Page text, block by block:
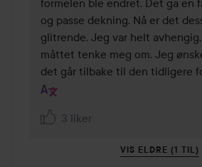
formelen ble endret. Det ga en
og passe dekning. Nå er det
glitrende. Jeg var helt
måttet tenke meg om. Jeg
det går tilbake til den tidligere
3 liker
VIS ELDRE (1 TIL)